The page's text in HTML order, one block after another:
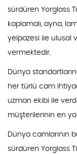
sürdüren Yorglass
kaplamalı, ayna,
yelpazesi ile ulusal
vermektedir.
Dünya
her türlü cam
uzman ekibi ile
müşterilerinin en
Dünya camlarının
sürdüren Yorglass